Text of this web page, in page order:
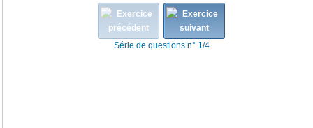
Série de questions n° 1/4